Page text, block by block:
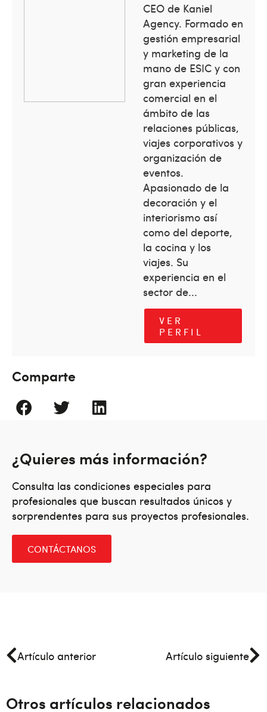
CEO de Kaniel
Agency. Formado en
gestión empresarial
y marketing de la
mano de ESIC y con
gran experiencia
comercial en el
ámbito de las
relaciones públicas,
viajes corporativos y
organización de
eventos.
Apasionado de la
decoración y el
interiorismo así
como del deporte,
la cocina y los
viajes. Su
experiencia en el
sector de...
VER
PERFIL
Comparte
¿Quieres más información?
Consulta las condiciones especiales para
profesionales que buscan resultados únicos y
sorprendentes para sus proyectos profesionales.
CONTÁCTANOS
Artículo anterior Artículo siguiente
Otros artículos relacionados